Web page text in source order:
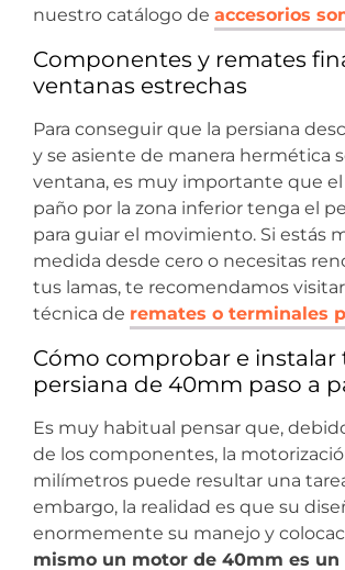
nuestro catálogo de accesorios
Componentes y remates
ventanas estrechas
Para conseguir que la persiana
y se asiente de manera hermética
ventana, es muy importante que
paño por la zona inferior tenga el
para guiar el movimiento. Si estás
medida desde cero o necesitas
tus lamas, te recomendamos
técnica de remates o terminales
Cómo comprobar e
persiana de 40mm paso a
Es muy habitual pensar que,
de los componentes, la
milímetros puede resultar una
embargo, la realidad es que su
enormemente su manejo y
mismo un motor de 40mm es